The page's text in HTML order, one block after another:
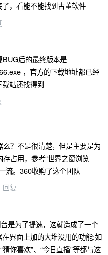
，看能不能找到古董软件
BUG后的最终版本是
，官方的下载地址都已经
站还找得到
？不是很清楚，但是主要是为
占用，参考“世界之窗浏览
流。360收购了这个团队
回复
是为了提速，这就造成了一个
界面上加的大堆没用的功能:如
猜你喜欢”、“今日直播”等都与这